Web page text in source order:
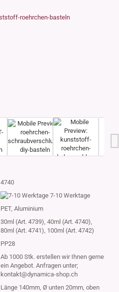
4740
7-10 Werktage
PET, Aluminium
30ml (Art. 4739), 40ml (Art. 4740),
80ml (Art. 4741), 100ml (Art. 4742)
PP28
Ab 1000 Stk. erstellen wir Ihnen gerne
ein Angebot. Anfragen unter;
kontakt@dynamica-shop.ch
Länge 140mm, Ø unten 20mm, oben